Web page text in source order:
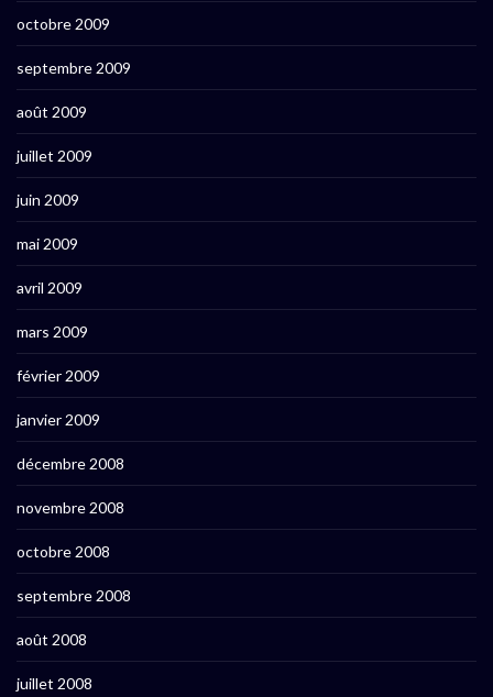
octobre 2009
septembre 2009
août 2009
juillet 2009
juin 2009
mai 2009
avril 2009
mars 2009
février 2009
janvier 2009
décembre 2008
novembre 2008
octobre 2008
septembre 2008
août 2008
juillet 2008